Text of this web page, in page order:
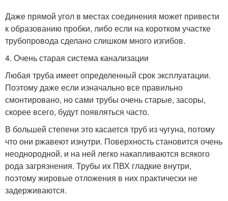
Даже прямой угол в местах соединения может привести
к образованию пробки, либо если на коротком участке
трубопровода сделано слишком много изгибов.
4. Очень старая система канализации
Любая труба имеет определенный срок эксплуатации.
Поэтому даже если изначально все правильно
смонтировано, но сами трубы очень старые, засоры,
скорее всего, будут появляться часто.
В большей степени это касается труб из чугуна, потому
что они ржавеют изнутри. Поверхность становится очень
неоднородной, и на ней легко накапливаются всякого
рода загрязнения. Трубы их ПВХ гладкие внутри,
поэтому жировые отложения в них практически не
задерживаются.